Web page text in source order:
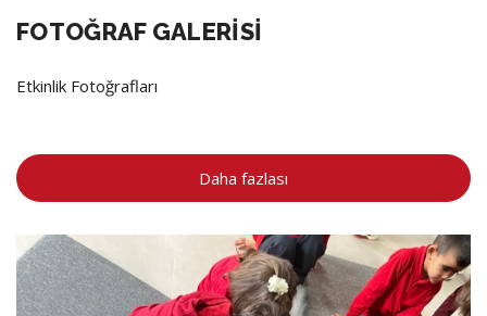
FOTOĞRAF GALERİSİ
Etkinlik Fotoğrafları
Daha fazlası